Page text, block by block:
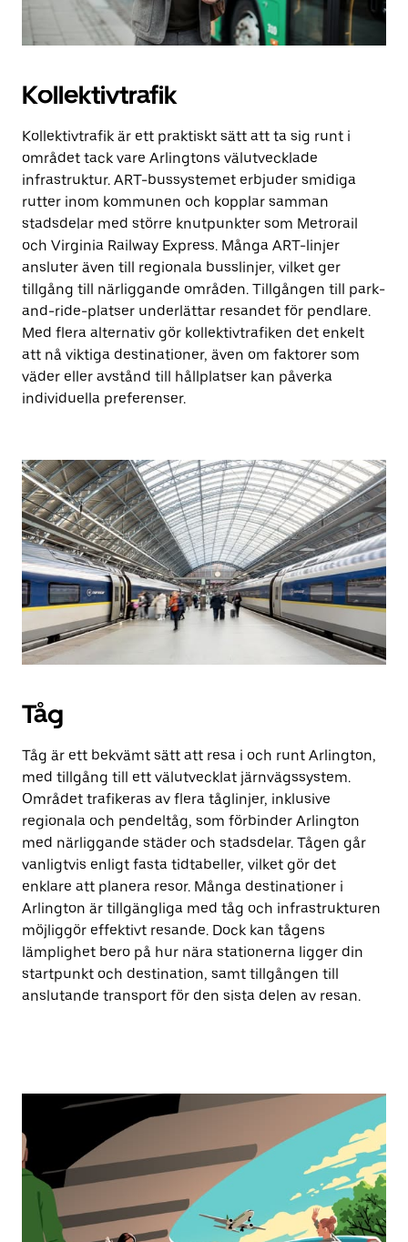
Kollektivtrafik
Kollektivtrafik är ett praktiskt sätt att ta sig runt i
området tack vare Arlingtons välutvecklade
infrastruktur. ART-bussystemet erbjuder smidiga
rutter inom kommunen och kopplar samman
stadsdelar med större knutpunkter som Metrorail
och Virginia Railway Express. Många ART-linjer
ansluter även till regionala busslinjer, vilket ger
tillgång till närliggande områden. Tillgången till park-
and-ride-platser underlättar resandet för pendlare.
Med flera alternativ gör kollektivtrafiken det enkelt
att nå viktiga destinationer, även om faktorer som
väder eller avstånd till hållplatser kan påverka
individuella preferenser.
Tåg
Tåg är ett bekvämt sätt att resa i och runt Arlington,
med tillgång till ett välutvecklat järnvägssystem.
Området trafikeras av flera tåglinjer, inklusive
regionala och pendeltåg, som förbinder Arlington
med närliggande städer och stadsdelar. Tågen går
vanligtvis enligt fasta tidtabeller, vilket gör det
enklare att planera resor. Många destinationer i
Arlington är tillgängliga med tåg och infrastrukturen
möjliggör effektivt resande. Dock kan tågens
lämplighet bero på hur nära stationerna ligger din
startpunkt och destination, samt tillgången till
anslutande transport för den sista delen av resan.